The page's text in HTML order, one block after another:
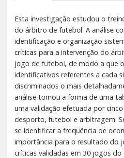
Esta investigação estudou o
do árbitro de futebol. A análise
identificação e organização
críticas para a intervenção do
jogo de futebol, de modo a que
identificativos referentes a cada
discriminados o mais
análise tomou a forma de uma
uma validação efetuada por
desporto, futebol e arbitragem.
se identificar a frequência de
importância para o resultado do
críticas validadas em 30 jogos